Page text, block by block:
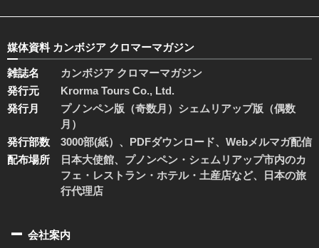
媒体資料 カンボジア クロマーマガジン
雑誌名
カンボジア クロマーマガジン
発行元
Krorma Tours Co., Ltd.
発行月
プノンペン版（奇数月）シェムリアップ版（偶数
月）
発行部数
3000部(紙）、PDFダウンロード、Webメルマガ配信
配布場所
日本大使館、プノンペン・シェムリアップ市内のカ
フェ・レストラン・ホテル・土産店など、日本の旅
行代理店
会社案内